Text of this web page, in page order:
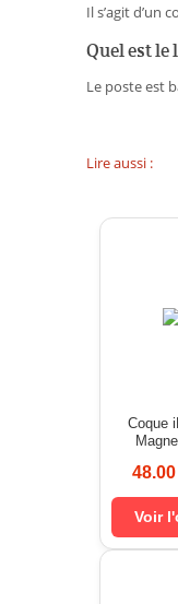
Il s’agit d’un
Quel est le
Le poste est
Lire aussi :
Coque
Voir